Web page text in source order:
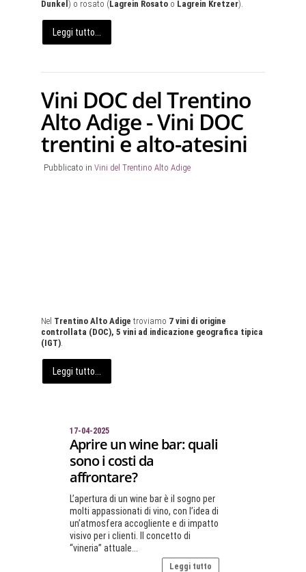
Dunkel ) o rosato (Lagrein Rosato o Lagrein Kretzer).
Leggi tutto...
Vini DOC del Trentino
Alto Adige - Vini DOC
trentini e alto-atesini
Pubblicato in Vini del Trentino Alto Adige
Nel Trentino Alto Adige troviamo 7 vini di origine
controllata (DOC), 5 vini ad indicazione geografica tipica
(IGT)
Leggi tutto...
17-04-2025
Aprire un wine bar: quali
sono i costi da
affrontare?
L’apertura di un wine bar è il sogno per
molti appassionati di vino, con l’idea di
un’atmosfera accogliente e di impatto
visivo per i clienti. Il concetto di
“vineria” attuale...
Leggi tutto